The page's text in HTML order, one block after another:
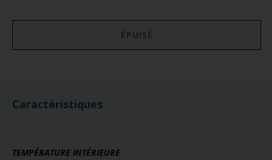
ÉPUISÉ
Caractéristiques
TEMPÉRATURE INTÉRIEURE